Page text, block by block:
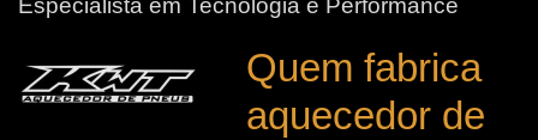
Especialista em Tecnologia e Performance
Quem fabrica
aquecedor de